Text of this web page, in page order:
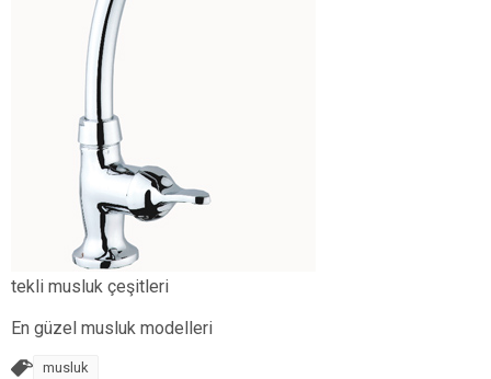
tekli musluk çeşitleri
En güzel musluk modelleri
musluk